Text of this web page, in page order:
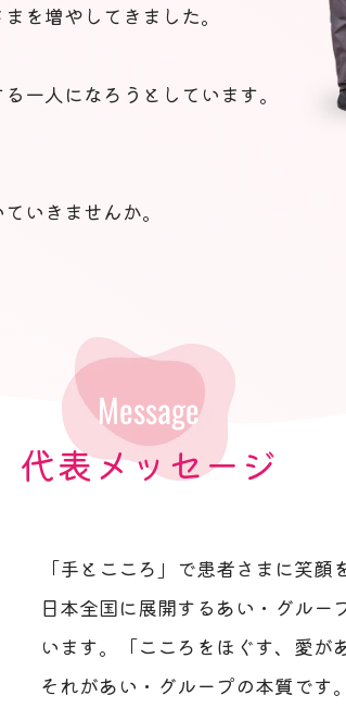
を増やしてきました。
一人になろうとしています。
いきませんか。
Message
代表メッセージ
「手とこころ」で患者さまに笑
日本全国に展開するあい・グルー
います。「こころをほぐす、愛が
それがあい・グループの本質で